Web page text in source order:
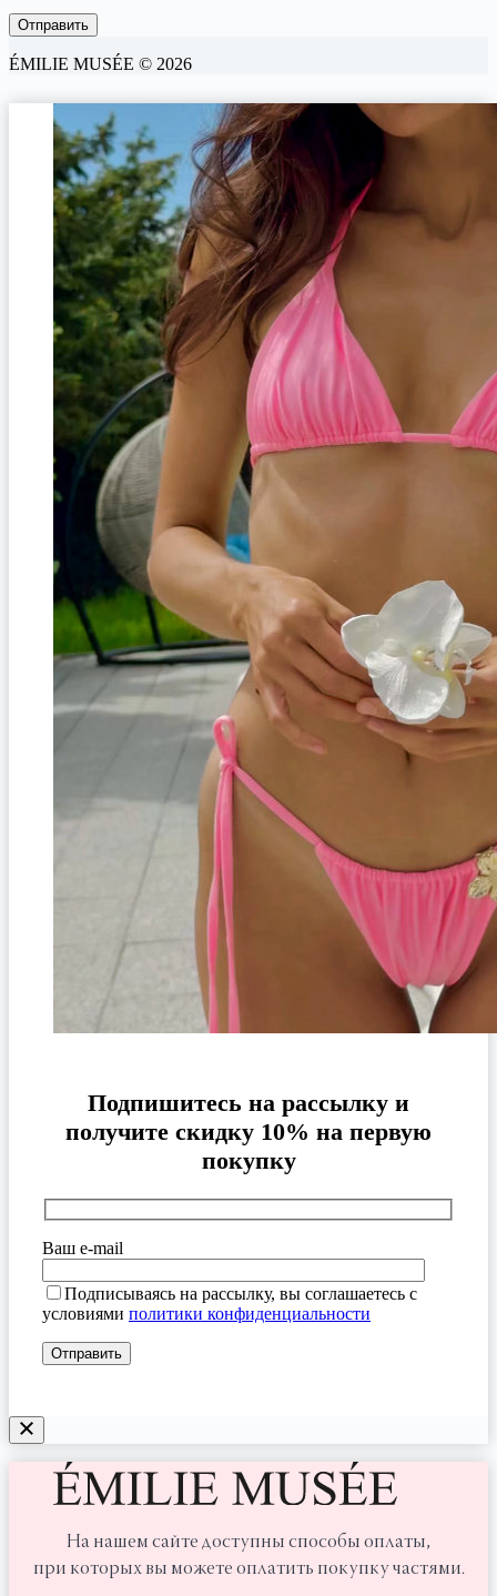
ÉMILIE MUSÉE © 2026
Подпишитесь на рассылку и
получите скидку 10% на первую
покупку
Ваш e-mail
Подписываясь на рассылку, вы соглашаетесь с
условиями политики конфиденциальности
На нашем сайте доступны способы оплаты,
при которых вы можете оплатить покупку частями.